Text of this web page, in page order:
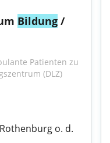
Bildung /
Patienten zu
o. d.